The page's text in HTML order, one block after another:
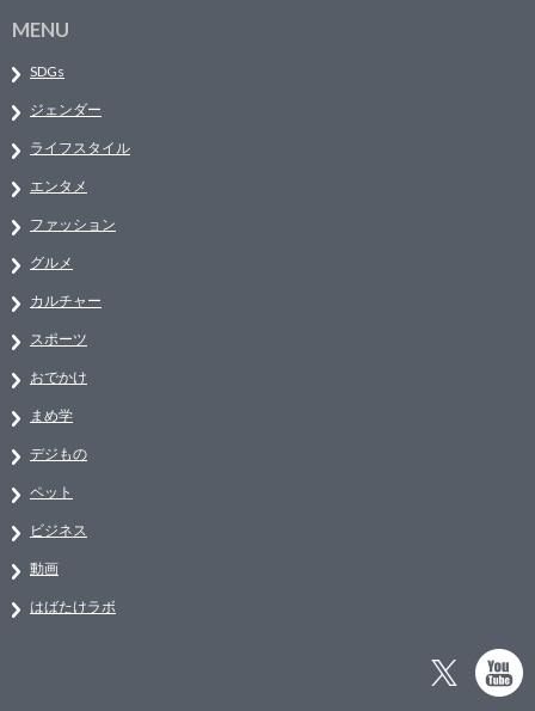
MENU
SDGs
ジェンダー
ライフスタイル
エンタメ
ファッション
グルメ
カルチャー
スポーツ
おでかけ
まめ学
デジもの
ペット
ビジネス
動画
はばたけラボ